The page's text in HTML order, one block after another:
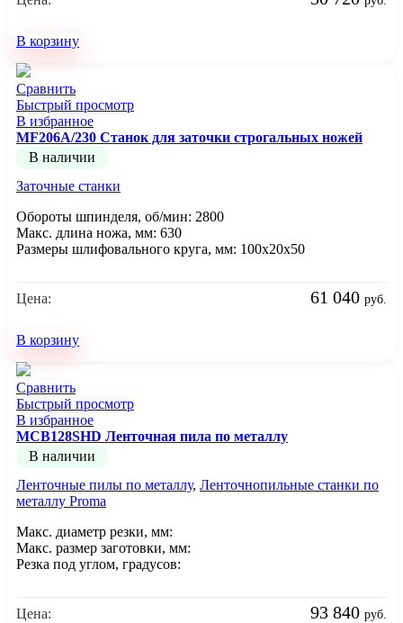
В корзину
Сравнить
Быстрый просмотр
В избранное
MF206A/230 Станок для заточки строгальных ножей
В наличии
Заточные станки
Цена: 61 040 руб.
Обороты шпинделя, об/мин: 2800
Макс. длина ножа, мм: 630
Размеры шлифовального круга, мм: 100x20x50
В корзину
Сравнить
Быстрый просмотр
В избранное
MCB128SHD Ленточная пила по металлу
В наличии
Ленточные пилы по металлу, Ленточнопильные станки по
металлу Proma
Цена: 93 840 руб.
Макс. диаметр резки, мм:
Макс. размер заготовки, мм:
Резка под углом, градусов: